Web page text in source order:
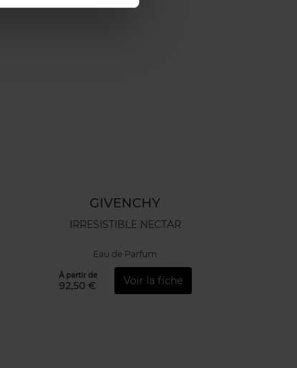
GIVENCHY
IRRESISTIBLE NECTAR
Eau de Parfum
À partir de
92,50 € Voir la fiche